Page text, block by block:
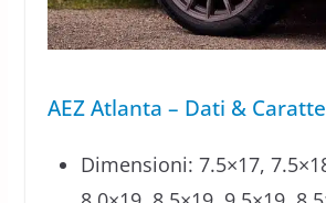
AEZ Atlanta – Dati &
Dimensioni: 7.5×17,